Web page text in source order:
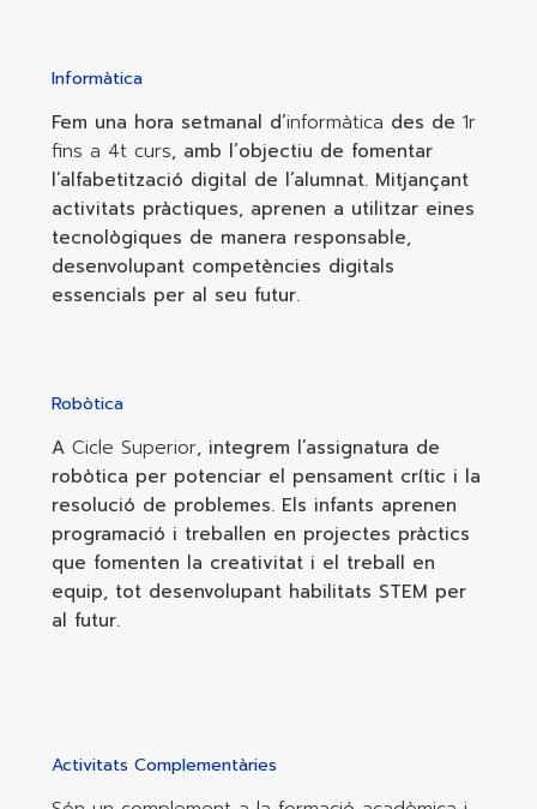
Informàtica
Fem una hora setmanal d’informàtica des de 1r
fins a 4t curs, amb l’objectiu de fomentar
l’alfabetització digital de l’alumnat. Mitjançant
activitats pràctiques, aprenen a utilitzar eines
tecnològiques de manera responsable,
desenvolupant competències digitals
essencials per al seu futur.
Robòtica
A Cicle Superior, integrem l’assignatura de
robòtica per potenciar el pensament crític i la
resolució de problemes. Els infants aprenen
programació i treballen en projectes pràctics
que fomenten la creativitat i el treball en
equip, tot desenvolupant habilitats STEM per
al futur.
Activitats Complementàries